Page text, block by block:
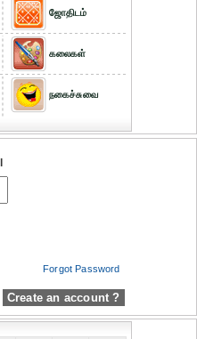
ஜோதிடம்
கலைகள்
நகைச்சுவை
Forgot Password
Create an account ?